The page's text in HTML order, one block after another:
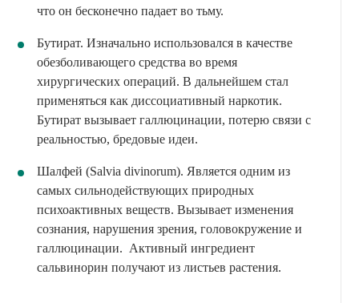
что он бесконечно падает во тьму.
Бутират. Изначально использовался в качестве
обезболивающего средства во время
хирургических операций. В дальнейшем стал
применяться как диссоциативный наркотик.
Бутират вызывает галлюцинации, потерю связи с
реальностью, бредовые идеи.
Шалфей (Salvia divinorum). Является одним из
самых сильнодействующих природных
психоактивных веществ. Вызывает изменения
сознания, нарушения зрения, головокружение и
галлюцинации. Активный ингредиент
сальвинорин получают из листьев растения.